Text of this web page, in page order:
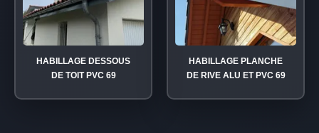
HABILLAGE DESSOUS
DE TOIT PVC 69
HABILLAGE PLANCHE
DE RIVE ALU ET PVC 69